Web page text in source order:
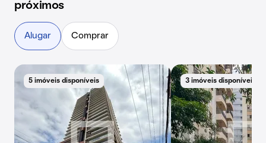
próximos
Alugar Comprar
5 imóveis disponíveis 3 imóveis disponíveis